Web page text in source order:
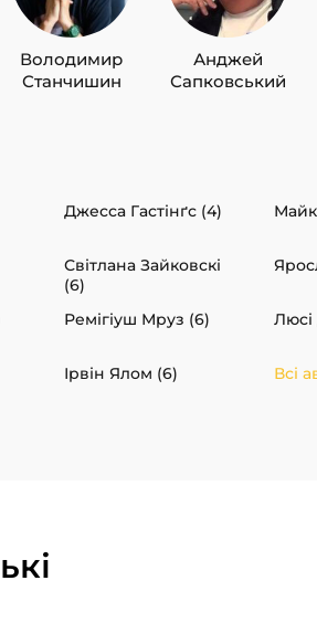
Володимир
Станчишин
Анджей
Сапковський
Джесса Гастінґс (4)
Світлана Зайковскі
(6)
Ремігіуш Мруз (6) Люсі
Ірвін Ялом (6) Всі